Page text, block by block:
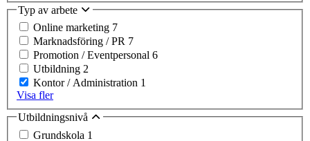
Typ av arbete
Online marketing 7
Marknadsföring / PR 7
Promotion / Eventpersonal 6
Utbildning 2
Kontor / Administration 1
Visa fler
Utbildningsnivå
Grundskola 1